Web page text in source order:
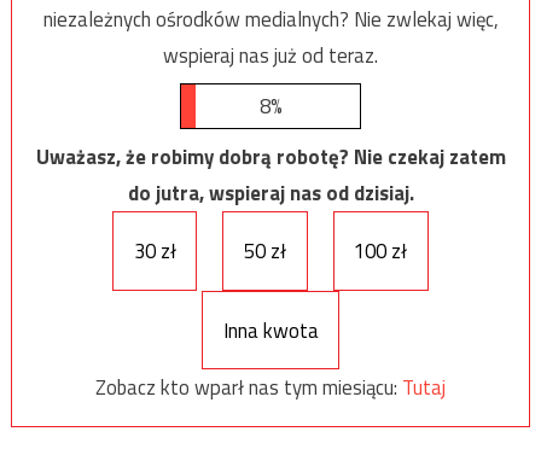
niezależnych ośrodków medialnych? Nie zwlekaj więc,
wspieraj nas już od teraz.
8%
Uważasz, że robimy dobrą robotę? Nie czekaj zatem
do jutra, wspieraj nas od dzisiaj.
30 zł
50 zł 100 zł
Inna kwota
Zobacz kto wparł nas tym miesiącu: Tutaj